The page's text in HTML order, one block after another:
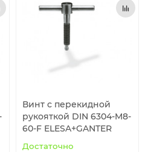
Винт с перекидной
рукояткой DIN 6304-M8-
60-F ELESA+GANTER
Достаточно